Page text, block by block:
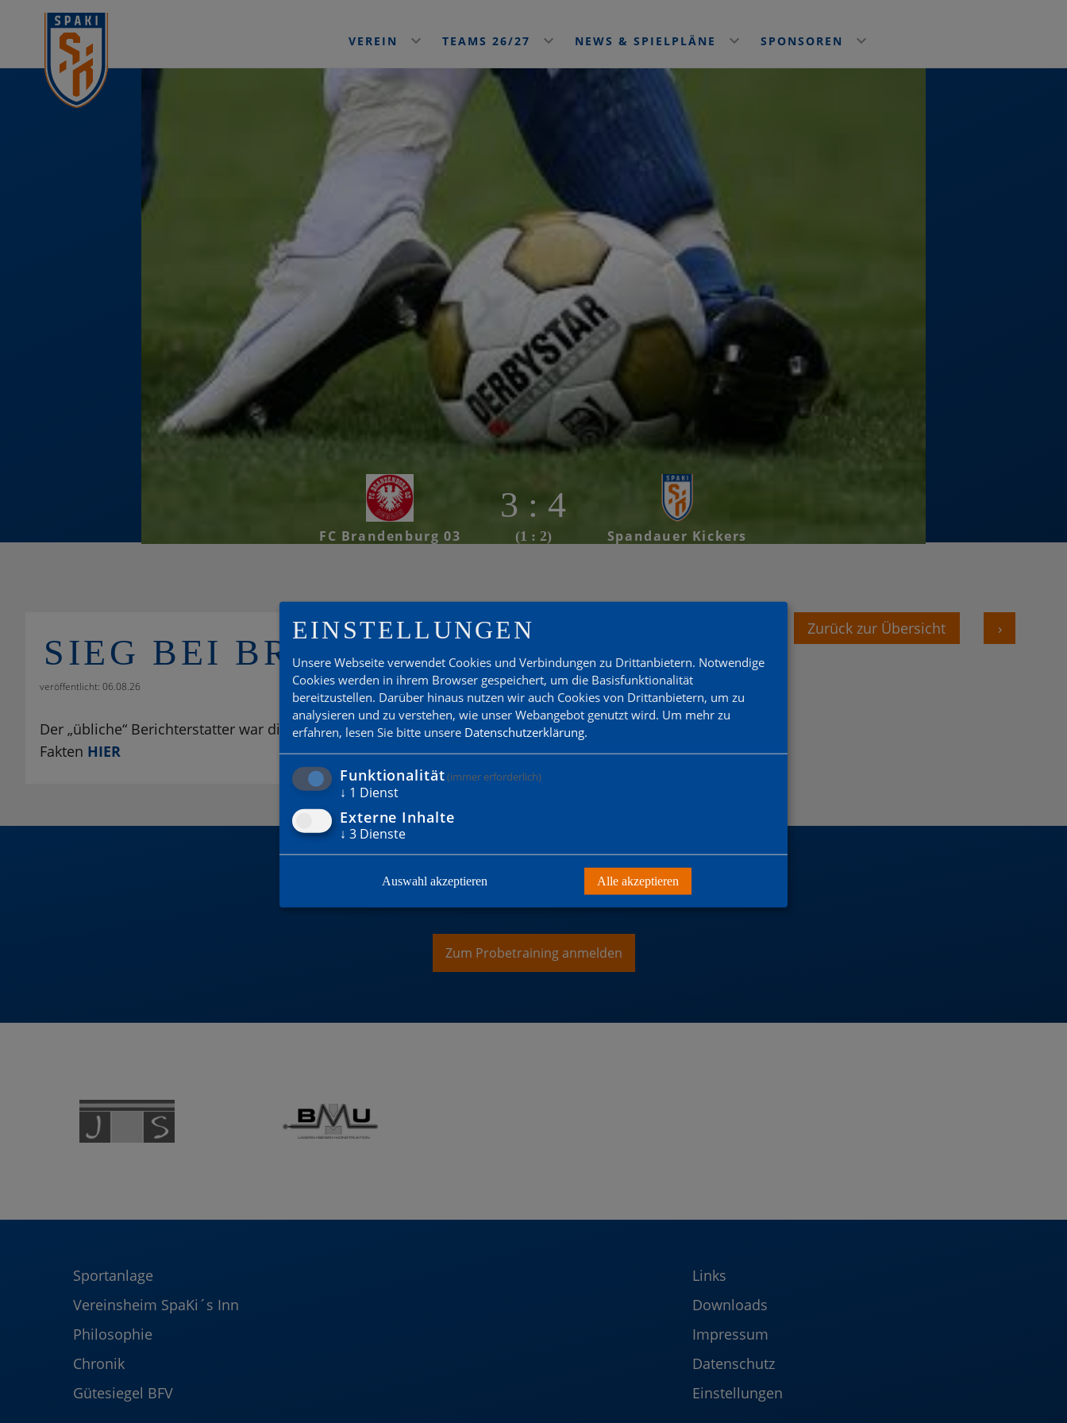
VEREIN TEAMS 26/27 NEWS & SPIELPLÄNE SPONSOREN
FC Brandenburg 03
3 : 4
(1 : 2) Spandauer Kickers
SIEG BEI BRANDENBURG
veröffentlicht: 06.08.26
Der „übliche“ Berichterstatter war diesmal nicht vor Ort, darum gibt es heute nur die „nackten“
Fakten HIER
Zurück zur Übersicht ›
DU WILLST MITGLIED WERDEN?
Zum Probetraining anmelden
Sportanlage
Vereinsheim SpaKi´s Inn
Philosophie
Chronik
Gütesiegel BFV
Links
Downloads
Impressum
Datenschutz
Einstellungen
EINSTELLUNGEN
Unsere Webseite verwendet Cookies und Verbindungen zu Drittanbietern. Notwendige
Cookies werden in ihrem Browser gespeichert, um die Basisfunktionalität
bereitzustellen. Darüber hinaus nutzen wir auch Cookies von Drittanbietern, um zu
analysieren und zu verstehen, wie unser Webangebot genutzt wird. Um mehr zu
erfahren, lesen Sie bitte unsere Datenschutzerklärung.
Funktionalität(immer erforderlich)
↓ 1 Dienst
Externe Inhalte
↓ 3 Dienste
Auswahl akzeptieren Alle akzeptieren